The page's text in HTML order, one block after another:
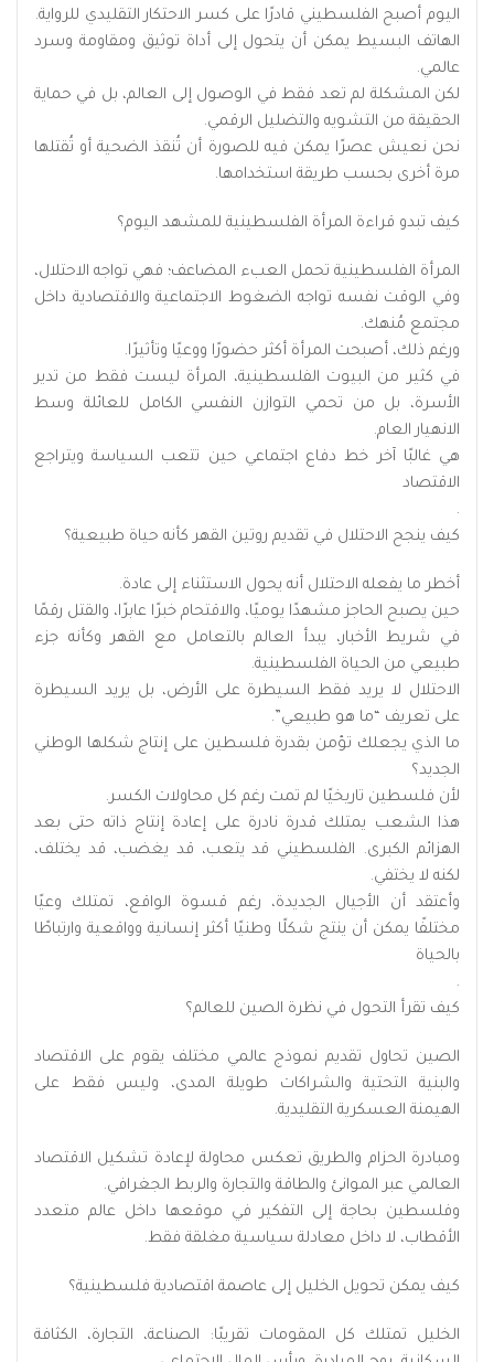
اليوم أصبح الفلسطيني قادرًا على كسر الاحتكار التقليدي للرواية.
الهاتف البسيط يمكن أن يتحول إلى أداة توثيق ومقاومة وسرد
عالمي.
لكن المشكلة لم تعد فقط في الوصول إلى العالم، بل في حماية
الحقيقة من التشويه والتضليل الرقمي.
نحن نعيش عصرًا يمكن فيه للصورة أن تُنقذ الضحية أو تُقتلها
مرة أخرى بحسب طريقة استخدامها.
كيف تبدو قراءة المرأة الفلسطينية للمشهد اليوم؟
المرأة الفلسطينية تحمل العبء المضاعف؛ فهي تواجه الاحتلال،
وفي الوقت نفسه تواجه الضغوط الاجتماعية والاقتصادية داخل
مجتمع مُنهك.
ورغم ذلك، أصبحت المرأة أكثر حضورًا ووعيًا وتأثيرًا.
في كثير من البيوت الفلسطينية، المرأة ليست فقط من تدير
الأسرة، بل من تحمي التوازن النفسي الكامل للعائلة وسط
الانهيار العام.
هي غالبًا آخر خط دفاع اجتماعي حين تتعب السياسة ويتراجع
الاقتصاد
.
كيف ينجح الاحتلال في تقديم روتين القهر كأنه حياة طبيعية؟
أخطر ما يفعله الاحتلال أنه يحول الاستثناء إلى عادة.
حين يصبح الحاجز مشهدًا يوميًا، والاقتحام خبرًا عابرًا، والقتل رقمًا
في شريط الأخبار، يبدأ العالم بالتعامل مع القهر وكأنه جزء
طبيعي من الحياة الفلسطينية.
الاحتلال لا يريد فقط السيطرة على الأرض، بل يريد السيطرة
على تعريف “ما هو طبيعي”.
ما الذي يجعلك تؤمن بقدرة فلسطين على إنتاج شكلها الوطني
الجديد؟
لأن فلسطين تاريخيًا لم تمت رغم كل محاولات الكسر.
هذا الشعب يمتلك قدرة نادرة على إعادة إنتاج ذاته حتى بعد
الهزائم الكبرى. الفلسطيني قد يتعب، قد يغضب، قد يختلف،
لكنه لا يختفي.
وأعتقد أن الأجيال الجديدة، رغم قسوة الواقع، تمتلك وعيًا
مختلفًا يمكن أن ينتج شكلًا وطنيًا أكثر إنسانية وواقعية وارتباطًا
بالحياة
.
كيف تقرأ التحول في نظرة الصين للعالم؟
الصين تحاول تقديم نموذج عالمي مختلف يقوم على الاقتصاد
والبنية التحتية والشراكات طويلة المدى، وليس فقط على
الهيمنة العسكرية التقليدية.
ومبادرة الحزام والطريق تعكس محاولة لإعادة تشكيل الاقتصاد
العالمي عبر الموانئ والطاقة والتجارة والربط الجغرافي.
وفلسطين بحاجة إلى التفكير في موقعها داخل عالم متعدد
الأقطاب، لا داخل معادلة سياسية مغلقة فقط.
كيف يمكن تحويل الخليل إلى عاصمة اقتصادية فلسطينية؟
الخليل تمتلك كل المقومات تقريبًا: الصناعة، التجارة، الكثافة